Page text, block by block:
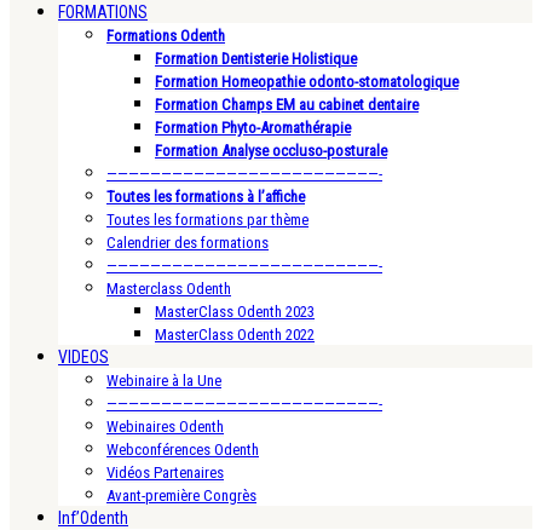
FORMATIONS
Formations Odenth
Formation Dentisterie Holistique
Formation Homeopathie odonto-stomatologique
Formation Champs EM au cabinet dentaire
Formation Phyto-Aromathérapie
Formation Analyse occluso-posturale
—————————————————————————-
Toutes les formations à l’affiche
Toutes les formations par thème
Calendrier des formations
—————————————————————————-
Masterclass Odenth
MasterClass Odenth 2023
MasterClass Odenth 2022
VIDEOS
Webinaire à la Une
—————————————————————————-
Webinaires Odenth
Webconférences Odenth
Vidéos Partenaires
Avant-première Congrès
Inf’Odenth